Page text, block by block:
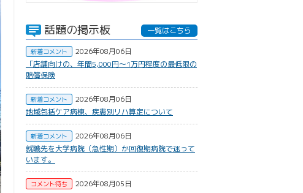
話題の掲示板 一覧はこちら
新着コメント
2026年08月06日
​「店舗向けの、年間5,000円〜1万円程度の最低限の
賠償保険
新着コメント
2026年08月06日
地域包括ケア病棟、疾患別リハ算定について
新着コメント
2026年08月06日
就職先を大学病院（急性期）か回復期病院で迷って
います。
コメント待ち
2026年08月05日